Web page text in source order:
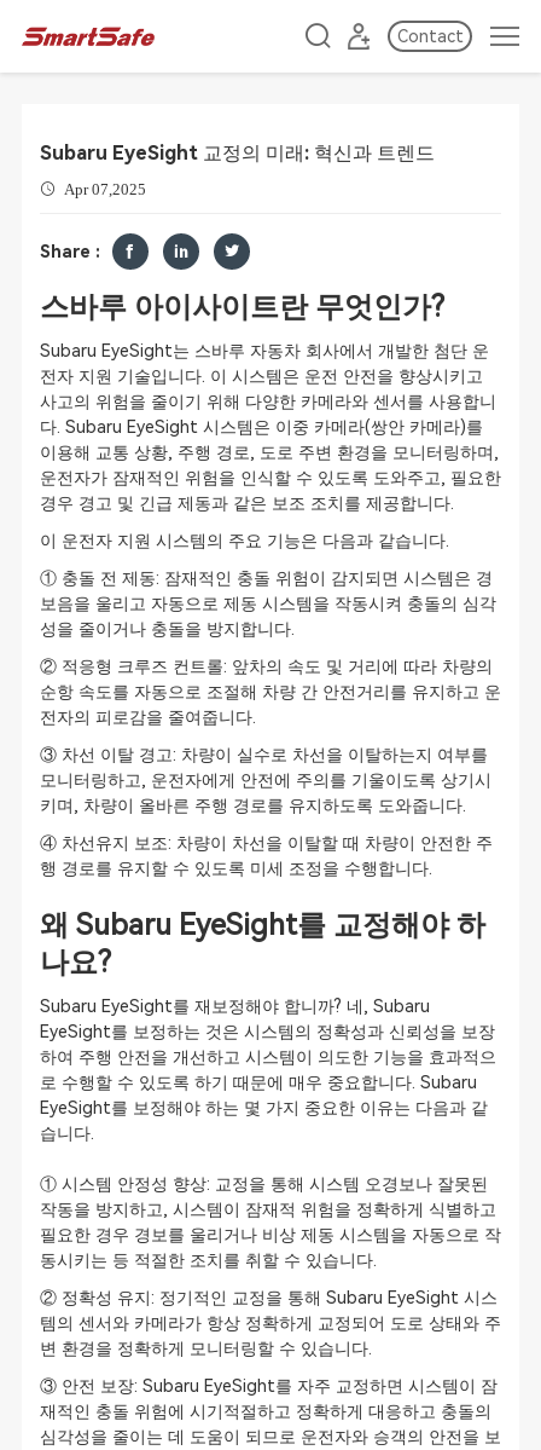
Contact
Subaru EyeSight 교정의 미래: 혁신과 트렌드
Apr 07,2025
Share :
스바루 아이사이트란 무엇인가?
Subaru EyeSight는 스바루 자동차 회사에서 개발한 첨단 운
전자 지원 기술입니다. 이 시스템은 운전 안전을 향상시키고
사고의 위험을 줄이기 위해 다양한 카메라와 센서를 사용합니
다. Subaru EyeSight 시스템은 이중 카메라(쌍안 카메라)를
이용해 교통 상황, 주행 경로, 도로 주변 환경을 모니터링하며,
운전자가 잠재적인 위험을 인식할 수 있도록 도와주고, 필요한
경우 경고 및 긴급 제동과 같은 보조 조치를 제공합니다.
이 운전자 지원 시스템의 주요 기능은 다음과 같습니다.
① 충돌 전 제동: 잠재적인 충돌 위험이 감지되면 시스템은 경
보음을 울리고 자동으로 제동 시스템을 작동시켜 충돌의 심각
성을 줄이거나 충돌을 방지합니다.
② 적응형 크루즈 컨트롤: 앞차의 속도 및 거리에 따라 차량의
순항 속도를 자동으로 조절해 차량 간 안전거리를 유지하고 운
전자의 피로감을 줄여줍니다.
③ 차선 이탈 경고: 차량이 실수로 차선을 이탈하는지 여부를
모니터링하고, 운전자에게 안전에 주의를 기울이도록 상기시
키며, 차량이 올바른 주행 경로를 유지하도록 도와줍니다.
④ 차선유지 보조: 차량이 차선을 이탈할 때 차량이 안전한 주
행 경로를 유지할 수 있도록 미세 조정을 수행합니다.
왜 Subaru EyeSight를 교정해야 하
나요?
Subaru EyeSight를 재보정해야 합니까? 네, Subaru
EyeSight를 보정하는 것은 시스템의 정확성과 신뢰성을 보장
하여 주행 안전을 개선하고 시스템이 의도한 기능을 효과적으
로 수행할 수 있도록 하기 때문에 매우 중요합니다. Subaru
EyeSight를 보정해야 하는 몇 가지 중요한 이유는 다음과 같
습니다.
① 시스템 안정성 향상: 교정을 통해 시스템 오경보나 잘못된
작동을 방지하고, 시스템이 잠재적 위험을 정확하게 식별하고
필요한 경우 경보를 울리거나 비상 제동 시스템을 자동으로 작
동시키는 등 적절한 조치를 취할 수 있습니다.
② 정확성 유지: 정기적인 교정을 통해 Subaru EyeSight 시스
템의 센서와 카메라가 항상 정확하게 교정되어 도로 상태와 주
변 환경을 정확하게 모니터링할 수 있습니다.
③ 안전 보장: Subaru EyeSight를 자주 교정하면 시스템이 잠
재적인 충돌 위험에 시기적절하고 정확하게 대응하고 충돌의
심각성을 줄이는 데 도움이 되므로 운전자와 승객의 안전을 보